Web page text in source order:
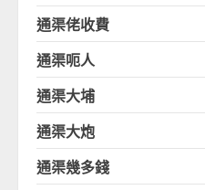
通渠佬收費
通渠呃人
通渠大埔
通渠大炮
通渠幾多錢